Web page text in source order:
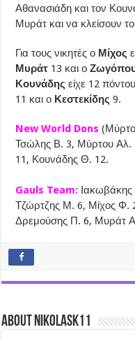
Αθανασιάδη και τον
Μυράτ και να κλείσουν
Για τους νικητές ο Μίχος
Μυράτ 13 και ο
Κουνάδηςείχε 12
11 και ο Κεστεκίδης9.
New World Dons
Τσώλης Β. 3, Μύρτου Αλ.
11, Κουνάδης Θ. 12.
Gauls Team:
Τζώρτζης Μ. 6, Μίχος Φ.
Δρεμούσης Π. 6, Μυράτ
About nikolask11